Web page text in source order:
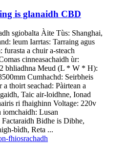
is glanaidh CBD
sgiobalta Àite Tùs: Shanghai,
leum Iarrtas: Tarraing agus
furasta a chuir a-steach
cinneasachaidh ùr:
bhliadhna Meud (L * W * H):
Cumhachd: Seirbheis
thoirt seachad: Pàirtean a
Taic air-loidhne, Ionad
ri fhaighinn Voltage: 220v
iomchaidh: Lusan
Factaraidh Bidhe is Dibhe,
bìdh, Reta ...
fhiosrachadh